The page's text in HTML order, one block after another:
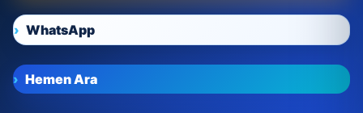
WhatsApp
Hemen Ara